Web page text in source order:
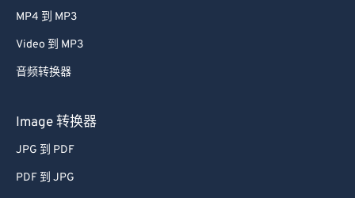
MP4 到 MP3
Video 到 MP3
音频转换器
Image 转换器
JPG 到 PDF
PDF 到 JPG